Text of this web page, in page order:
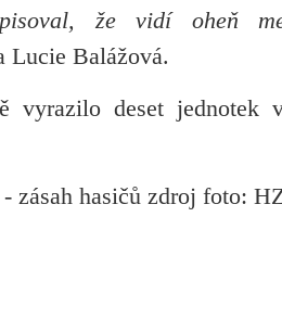
že vidí oheň
Lucie Balážová.
vyrazilo deset jednotek